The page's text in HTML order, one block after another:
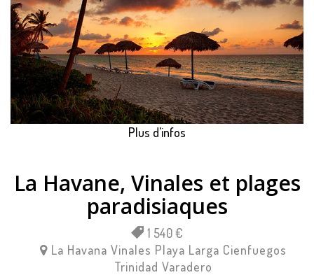
Plus d'infos
La Havane, Vinales et plages
paradisiaques
1 540 €
La Havana Vinales Playa Larga Cienfuegos
Trinidad Varadero